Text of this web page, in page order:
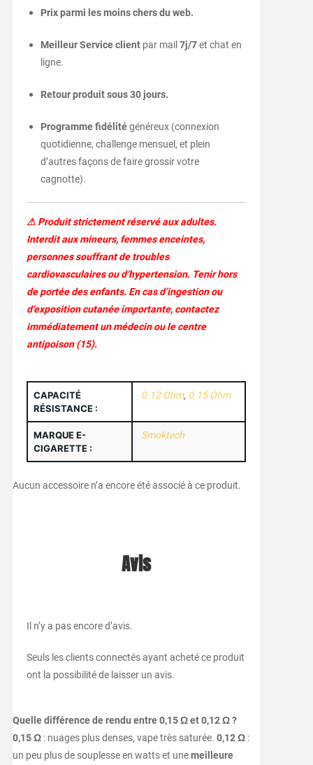
Prix parmi les moins chers du web.
Meilleur Service clientpar mail 7j/7et chat en
ligne.
Retour produit sous 30 jours.
Programme fidélitégénéreux (connexion
quotidienne, challenge mensuel, et plein
d’autres façons de faire grossir votre
cagnotte).
⚠ Produit strictement réservé aux adultes.
Interdit aux mineurs, femmes enceintes,
personnes souffrant de troubles
cardiovasculaires ou d’hypertension. Tenir hors
de portée des enfants. En cas d’ingestion ou
d’exposition cutanée importante, contactez
immédiatement un médecin ou le centre
antipoison (15).
CAPACITÉ
RÉSISTANCE :
0.12 Ohm, 0.15 Ohm
MARQUE E-
CIGARETTE :
Smoktech
Aucun accessoire n’a encore été associé à ce produit.
Avis
Il n’y a pas encore d’avis.
Seuls les clients connectés ayant acheté ce produit
ont la possibilité de laisser un avis.
Quelle différence de rendu entre 0,15 Ω et 0,12 Ω ?
0,15 Ω: nuages plus denses, vape très saturée. 0,12 Ω:
un peu plus de souplesse en watts et unemeilleure